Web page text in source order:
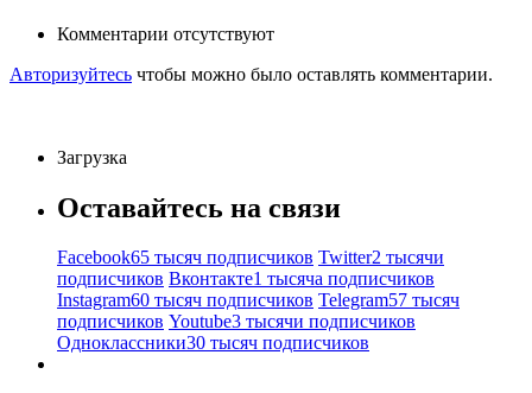
Комментарии отсутствуют
Авторизуйтесь чтобы можно было оставлять комментарии.
Загрузка
Оставайтесь на связи
Facebook65 тысяч подписчиков Twitter2 тысячи
подписчиков Вконтакте1 тысяча подписчиков
Instagram60 тысяч подписчиков Telegram57 тысяч
подписчиков Youtube3 тысячи подписчиков
Одноклассники30 тысяч подписчиков